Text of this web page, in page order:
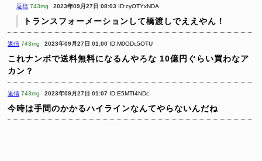
返信 743mg 2023年09月27日 08:03 ID:cyOTYxNDA
トランスフォーメーションして橋渡しでええやん！
返信 743mg 2023年09月27日 01:00 ID:M0ODc5OTU
これナンボで送料無料になるんやろな 10億円ぐらい買わなア
カン？
返信 743mg 2023年09月27日 01:07 ID:E5MTI4NDc
今時は手間のかかるハイラインなんてやらないんだね